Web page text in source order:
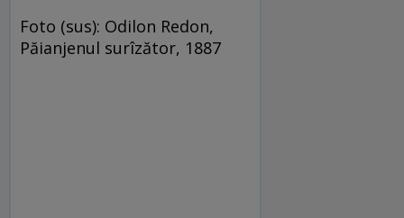
Foto (sus): Odilon Redon,
Păianjenul surîzător, 1887